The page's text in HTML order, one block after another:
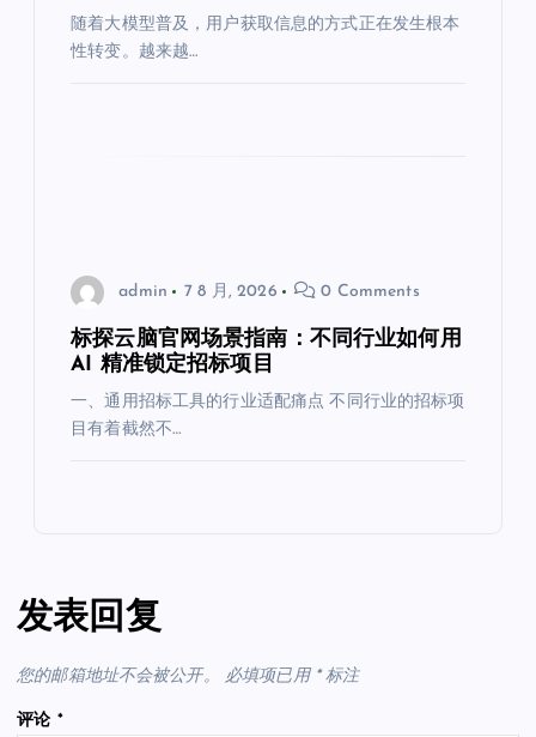
随着大模型普及，用户获取信息的方式正在发生根本
性转变。越来越…
admin 7 8 月, 2026 0 Comments
标探云脑官网场景指南：不同行业如何用
AI 精准锁定招标项目
一、通用招标工具的行业适配痛点 不同行业的招标项
目有着截然不…
发表回复
您的邮箱地址不会被公开。 必填项已用 *标注
评论 *